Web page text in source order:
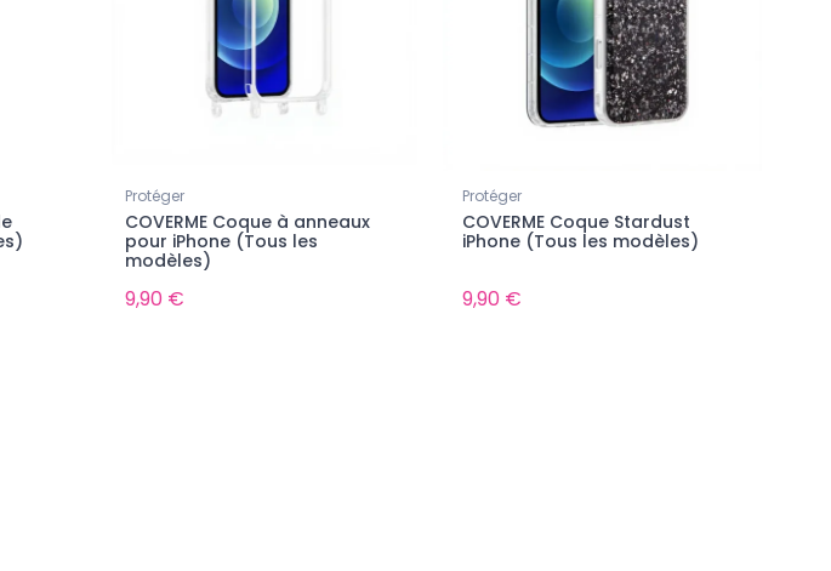
les Samsung Galaxy neufs
SAMSUNG Galaxy Z Flip8 - Neuf
Indisponible pour le moment...
Dolce Vita Collection 🇮🇹 Dolce Vita Collection 🇮🇹
Dolce Pesca | Coque
Protéger
COVERME Coque à anneaux
pour iPhone (Tous les
modèles)
9,90 €
Protéger
COVERME Coque Stardust
iPhone (Tous les modèles)
9,90 €